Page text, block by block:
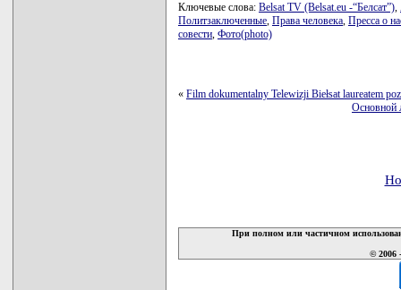
Ключевые слова: Belsat TV (Belsat.eu -“Белсат”),
Политзаключенные, Права человека, Пресса о
совести, Фото(photo)
« Film dokumentalny Telewizji Biełsat laureatem
Основной
При полном или частичном
© 2006